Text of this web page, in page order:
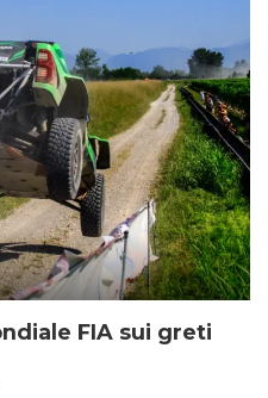
FIA sui greti